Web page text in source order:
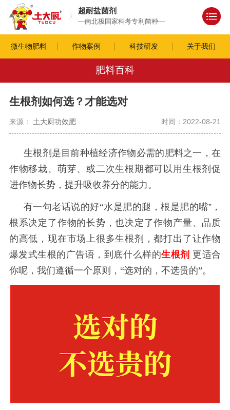
超耐盐菌剂
—南北极国家科考专利菌种—
微生物肥料 作物案例 科技研发 关于我们
肥料百科
生根剂如何选？才能选对
来源： 土大厨功效肥 时间：2022-08-21
生根剂是目前种植经济作物必需的肥料之一，在
作物移栽、萌芽、或二次生根期都可以用生根剂促
进作物长势，提升吸收养分的能力。
有一句老话说的好“水是肥的腿，根是肥的嘴”，
根系决定了作物的长势，也决定了作物产量、品质
的高低，现在市场上很多生根剂，都打出了让作物
爆发式生根的广告语，到底什么样的生根剂 更适合
你呢，我们遵循一个原则， “选对的，不选贵的”。